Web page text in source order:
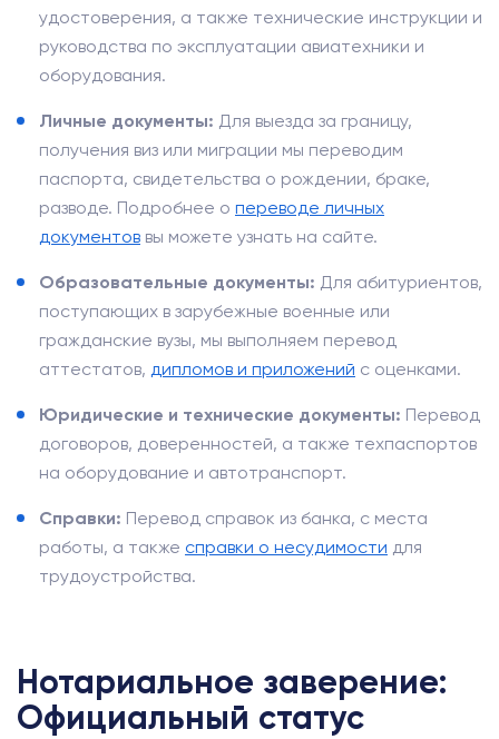
удостоверения, а также технические инструкции и
руководства по эксплуатации авиатехники и
оборудования.
Личные документы: Для выезда за границу,
получения виз или миграции мы переводим
паспорта, свидетельства о рождении, браке,
разводе. Подробнее о переводе личных
документов вы можете узнать на сайте.
Образовательные документы: Для абитуриентов,
поступающих в зарубежные военные или
гражданские вузы, мы выполняем перевод
аттестатов, дипломов и приложений с оценками.
Юридические и технические документы: Перевод
договоров, доверенностей, а также техпаспортов
на оборудование и автотранспорт.
Справки: Перевод справок из банка, с места
работы, а также справки о несудимости для
трудоустройства.
Нотариальное заверение:
Официальный статус